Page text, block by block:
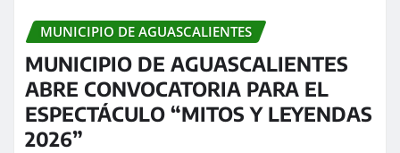
MUNICIPIO DE AGUASCALIENTES
MUNICIPIO DE AGUASCALIENTES
ABRE CONVOCATORIA PARA EL
ESPECTÁCULO “MITOS Y LEYENDAS
2026”